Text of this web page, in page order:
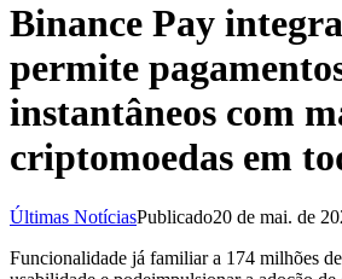
Binance Pay
permite
instantâneos com
criptomoedas em
Últimas NotíciasPublicado20 de mai. de
Funcionalidade já familiar a 174 milhões